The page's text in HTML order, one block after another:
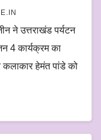
ने उत्तराखंड पर्यटन
4 कार्यक्रम का
हेमंत पांडे को